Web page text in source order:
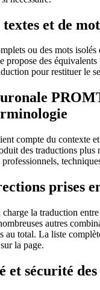
et de
ou des mots isolés
propose des équivalents
pour restituer le
compte du contexte et
des traductions plus
prises
la traduction
autres
au total. La liste
la page.
sécurité des